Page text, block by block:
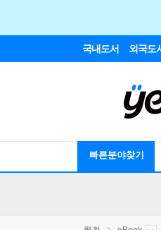
국내도서 외국도
빠른분야찾기